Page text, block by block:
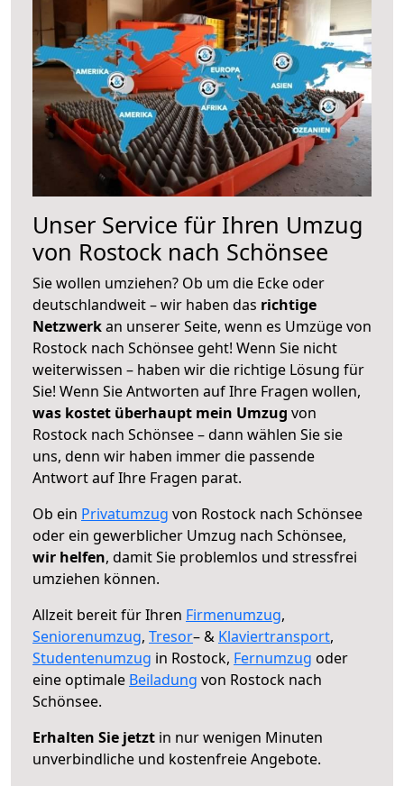
Unser Service für Ihren Umzug
von Rostock nach Schönsee
Sie wollen umziehen? Ob um die Ecke oder
deutschlandweit – wir haben das richtige
Netzwerkan unserer Seite, wenn es Umzüge von
Rostock nach Schönsee geht! Wenn Sie nicht
weiterwissen – haben wir die richtige Lösung für
Sie! Wenn Sie Antworten auf Ihre Fragen wollen,
was kostet überhaupt mein Umzug von
Rostock nach Schönsee – dann wählen Sie sie
uns, denn wir haben immer die passende
Antwort auf Ihre Fragen parat.
Ob ein Privatumzug von Rostock nach Schönsee
oder ein gewerblicher Umzug nach Schönsee,
wir helfen, damit Sie problemlos und stressfrei
umziehen können.
Allzeit bereit für Ihren Firmenumzug,
Seniorenumzug, Tresor– & Klaviertransport,
Studentenumzug in Rostock, Fernumzug oder
eine optimale Beiladung von Rostock nach
Schönsee.
Erhalten Sie jetzt in nur wenigen Minuten
unverbindliche und kostenfreie Angebote.